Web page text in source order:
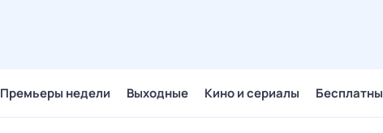
Премьеры недели Выходные Кино и сериалы